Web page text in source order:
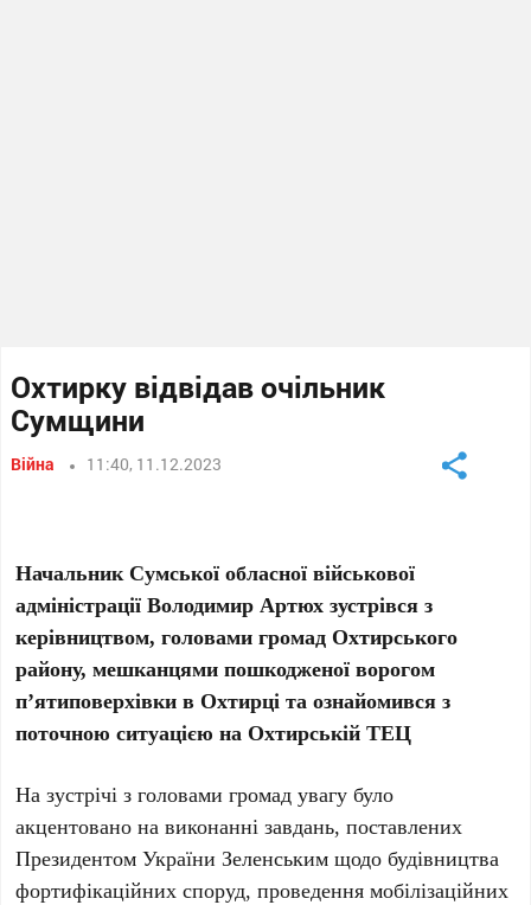
Охтирку відвідав очільник
Сумщини
Війна 11:40, 11.12.2023
Начальник Сумської обласної військової
адміністрації Володимир Артюх зустрівся з
керівництвом, головами громад Охтирського
району, мешканцями пошкодженої ворогом
п’ятиповерхівки в Охтирці та ознайомився з
поточною ситуацією на Охтирській ТЕЦ
На зустрічі з головами громад увагу було
акцентовано на виконанні завдань, поставлених
Президентом України Зеленським щодо будівництва
фортифікаційних споруд, проведення мобілізаційних